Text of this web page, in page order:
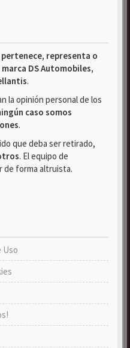
pertenece, representa o
DS Automobiles,
.
la opinión personal de los
caso somos
.
que deba ser retirado,
. El equipo de
de forma altruista.
Uso